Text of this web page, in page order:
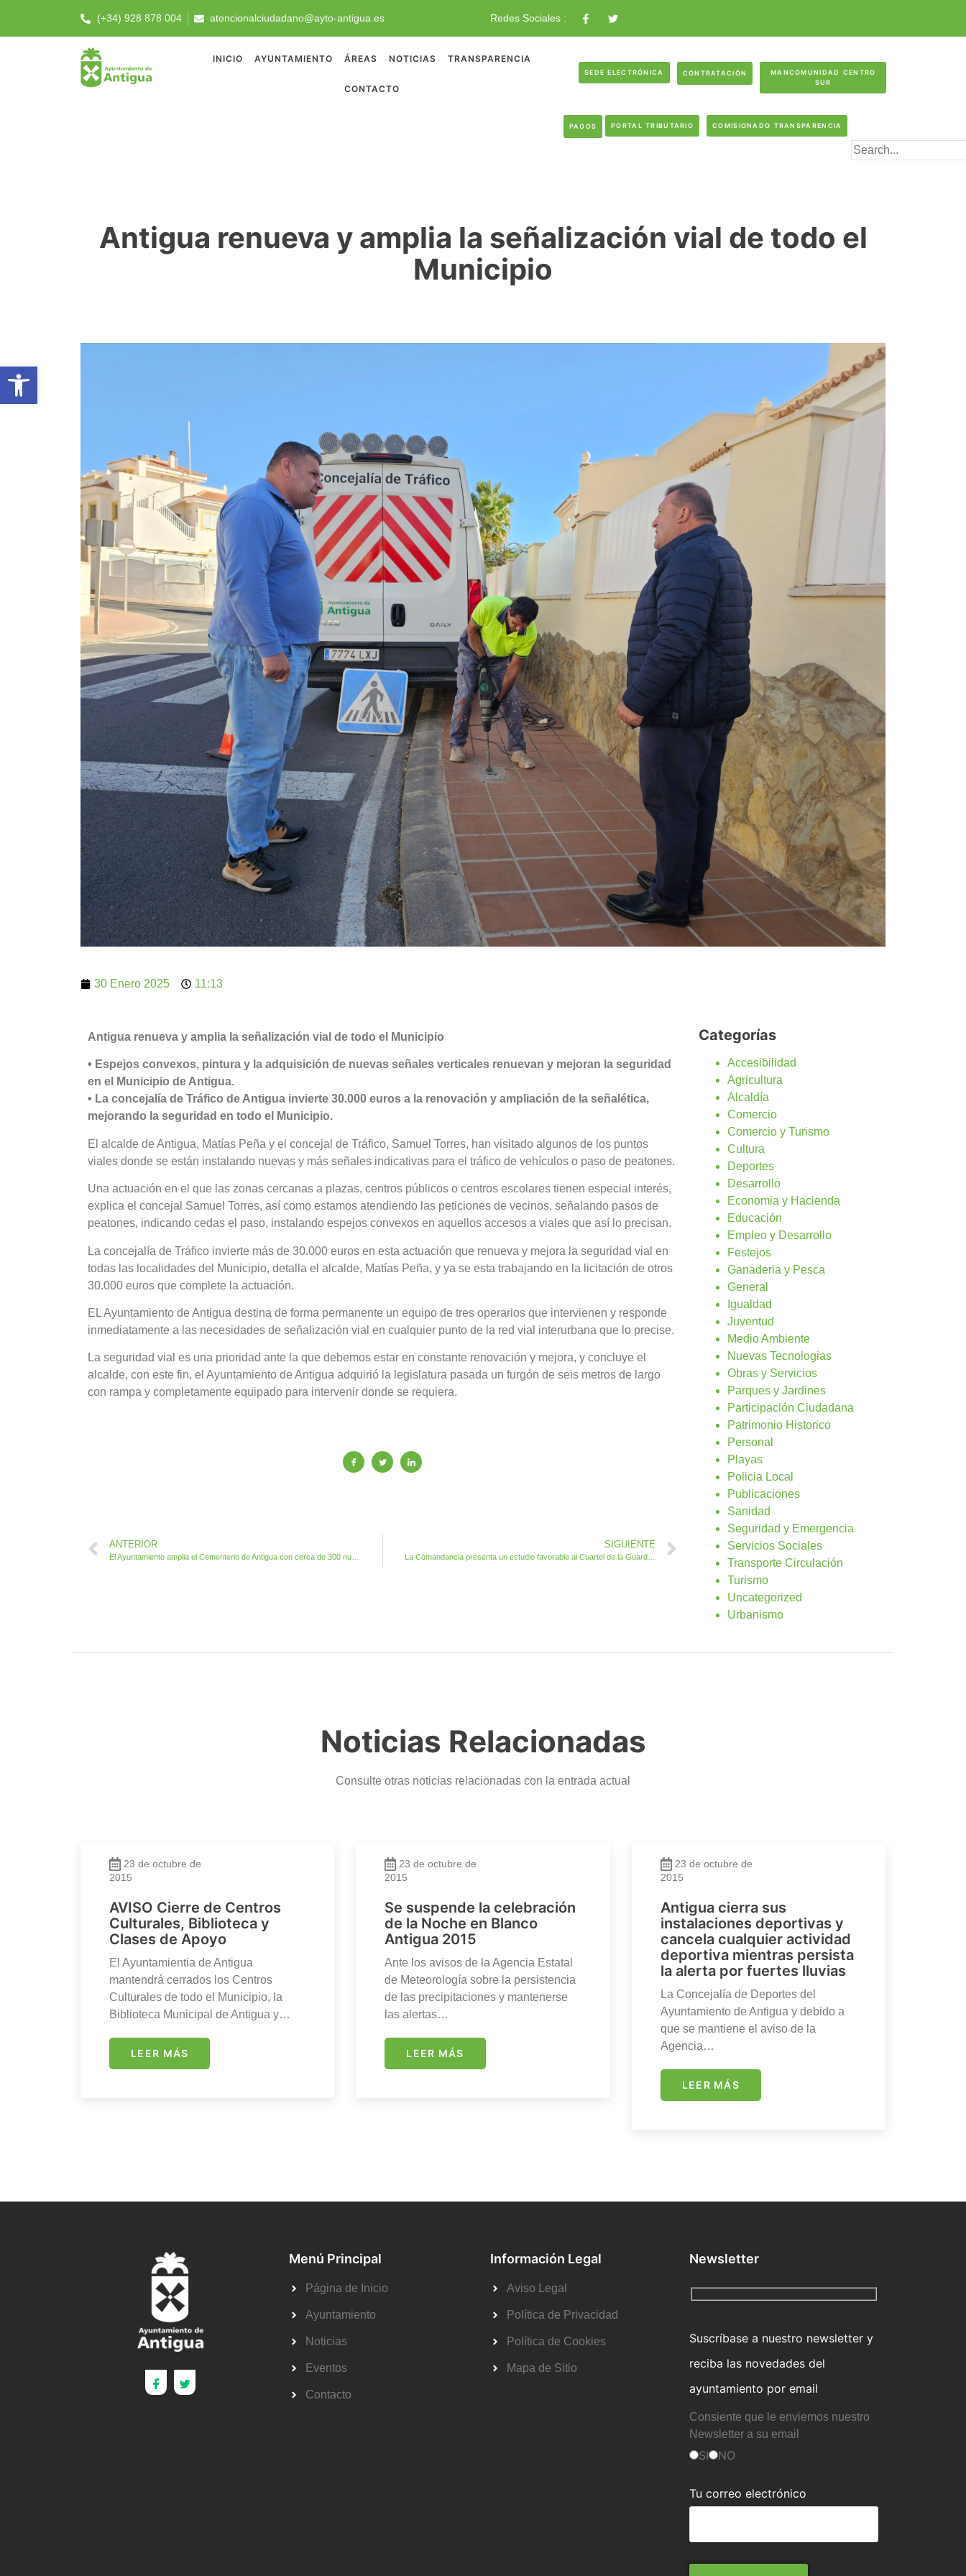
(+34) 928 878 004 atencionalciudadano@ayto-antigua.es Redes Sociales :
INICIO AYUNTAMIENTO ÁREAS NOTICIAS TRANSPARENCIA
CONTACTO
SEDE ELECTRÓNICA CONTRATACIÓN
MANCOMUNIDAD CENTRO
SUR
PAGOS PORTAL TRIBUTARIO COMISIONADO TRANSPARENCIA
Antigua renueva y amplia la señalización vial de todo el
Municipio
30 Enero 2025 11:13
Antigua renueva y amplia la señalización vial de todo el Municipio
• Espejos convexos, pintura y la adquisición de nuevas señales verticales renuevan y mejoran la seguridad
en el Municipio de Antigua.
• La concejalía de Tráfico de Antigua invierte 30.000 euros a la renovación y ampliación de la señalética,
mejorando la seguridad en todo el Municipio.
El alcalde de Antigua, Matías Peña y el concejal de Tráfico, Samuel Torres, han visitado algunos de los puntos
viales donde se están instalando nuevas y más señales indicativas para el tráfico de vehículos o paso de peatones.
Una actuación en el que las zonas cercanas a plazas, centros públicos o centros escolares tienen especial interés,
explica el concejal Samuel Torres, así como estamos atendiendo las peticiones de vecinos, señalando pasos de
peatones, indicando cedas el paso, instalando espejos convexos en aquellos accesos a viales que así lo precisan.
La concejalía de Tráfico invierte más de 30.000 euros en esta actuación que renueva y mejora la seguridad vial en
todas las localidades del Municipio, detalla el alcalde, Matías Peña, y ya se esta trabajando en la licitación de otros
30.000 euros que complete la actuación.
EL Ayuntamiento de Antigua destina de forma permanente un equipo de tres operarios que intervienen y responde
inmediatamente a las necesidades de señalización vial en cualquier punto de la red vial interurbana que lo precise.
La seguridad vial es una prioridad ante la que debemos estar en constante renovación y mejora, y concluye el
alcalde, con este fin, el Ayuntamiento de Antigua adquirió la legislatura pasada un furgón de seis metros de largo
con rampa y completamente equipado para intervenir donde se requiera.
ANTERIOR SIGUIENTE
La Comandancia presenta un estudio favorable al Cuartel de la Guardia Civil en Caleta de Fuste
Categorías
Accesibilidad
Agricultura
Alcaldía
Comercio
Comercio y Turismo
Cultura
Deportes
Desarrollo
Economia y Hacienda
Educación
Empleo y Desarrollo
Festejos
Ganaderia y Pesca
General
Igualdad
Juventud
Medio Ambiente
Nuevas Tecnologias
Obras y Servicios
Parques y Jardines
Participación Ciudadana
Patrimonio Historico
Personal
Playas
Policia Local
Publicaciones
Sanidad
Seguridad y Emergencia
Servicios Sociales
Transporte Circulación
Turismo
Uncategorized
Urbanismo
Noticias Relacionadas
Consulte otras noticias relacionadas con la entrada actual
23 de octubre de
2015
AVISO Cierre de Centros
Culturales, Biblioteca y
Clases de Apoyo
El Ayuntamientia de Antigua
mantendrá cerrados los Centros
Culturales de todo el Municipio, la
Biblioteca Municipal de Antigua y…
LEER MÁS
23 de octubre de
2015
Se suspende la celebración
de la Noche en Blanco
Antigua 2015
Ante los avisos de la Agencia Estatal
de Meteorología sobre la persistencia
de las precipitaciones y mantenerse
las alertas…
LEER MÁS
23 de octubre de
2015
Antigua cierra sus
instalaciones deportivas y
cancela cualquier actividad
deportiva mientras persista
la alerta por fuertes lluvias
La Concejalía de Deportes del
Ayuntamiento de Antigua y debido a
que se mantiene el aviso de la
Agencia…
LEER MÁS
Menú Principal
Página de Inicio
Ayuntamiento
Noticias
Eventos
Contacto
Información Legal
Aviso Legal
Política de Privacidad
Política de Cookies
Mapa de Sitio
Newsletter
Suscríbase a nuestro newsletter y
reciba las novedades del
ayuntamiento por email
Consiente que le enviemos nuestro
Newsletter a su email
SI NO
Tu correo electrónico
Abrir barra de herramientas